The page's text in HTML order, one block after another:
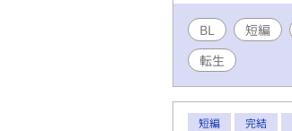
BL 短編
転生
短編 完結